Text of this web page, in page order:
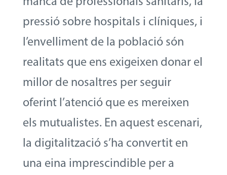
pressió sobre hospitals i clíniques, i
l’envelliment de la població són
realitats que ens exigeixen donar el
millor de nosaltres per seguir
oferint l’atenció que es mereixen
els mutualistes. En aquest escenari,
la digitalització s’ha convertit en
una eina imprescindible per a